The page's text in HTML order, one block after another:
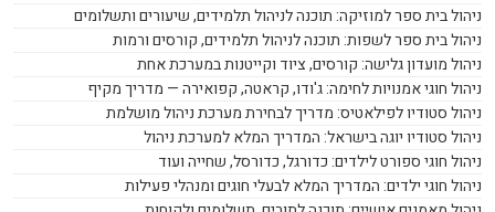
ניהול בית ספר למוזיקה: תוכנה לניהול תלמידים, שיעורים ותשלומים
ניהול בית ספר לשפות: תוכנה לניהול תלמידים, קורסים ורמות
ניהול מועדון גלישה: קורסים, ציוד וקייטנות במערכת אחת
ניהול חוגי אמנויות לחימה: ג'ודו, קראטה, קפואירה — מדריך מקיף
ניהול סטודיו לפילאטיס: מדריך לבחירת מערכת ניהול מושלמת
ניהול סטודיו יוגה בישראל: המדריך המלא למערכת ניהול
ניהול חוגי ספורט לילדים: כדורגל, כדורסל, שחייה ועוד
ניהול חוגי ילדים: המדריך המלא לבעלי חוגים ומנהלי פעילות